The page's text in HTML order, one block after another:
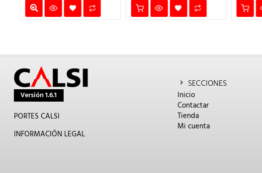
Versión 1.6.1
PORTES CALSI
INFORMACIÓN LEGAL
SECCIONES
Inicio
Contactar
Tienda
Mi cuenta